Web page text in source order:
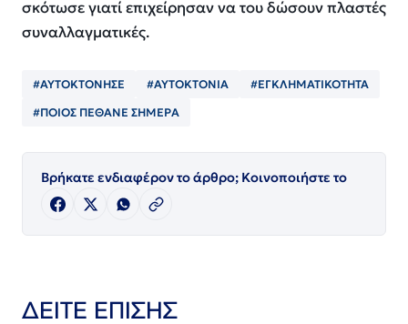
σκότωσε γιατί επιχείρησαν να του δώσουν πλαστές
συναλλαγματικές.
#ΑΥΤΟΚΤΟΝΗΣΕ #ΑΥΤΟΚΤΟΝΙΑ #ΕΓΚΛΗΜΑΤΙΚΟΤΗΤΑ
#ΠΟΙΟΣ ΠΈΘΑΝΕ ΣΗΜΕΡΑ
Βρήκατε ενδιαφέρον το άρθρο; Κοινοποιήστε το
ΔΕΙΤΕ ΕΠΙΣΗΣ